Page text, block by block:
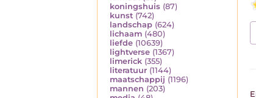
koningshuis (87)
kunst (742)
landschap (624)
lichaam (480)
liefde (10639)
lightverse (1367)
limerick (355)
literatuur (1144)
maatschappij (1196)
mannen (203)